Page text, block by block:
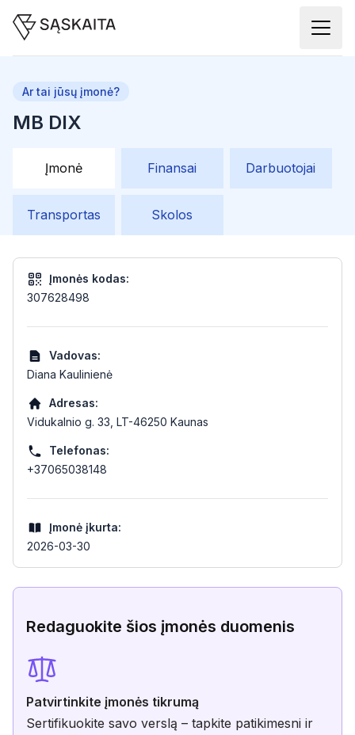
MB DIX
Ar tai jūsų įmonė?
Įmonė Finansai Darbuotojai
Transportas Skolos
Įmonės kodas:
307628498
Vadovas:
Diana Kaulinienė
Adresas:
Vidukalnio g. 33, LT-46250 Kaunas
Telefonas:
+37065038148
Įmonė įkurta:
2026-03-30
Redaguokite šios įmonės duomenis
Patvirtinkite įmonės tikrumą
Sertifikuokite savo verslą – tapkite patikimesni ir